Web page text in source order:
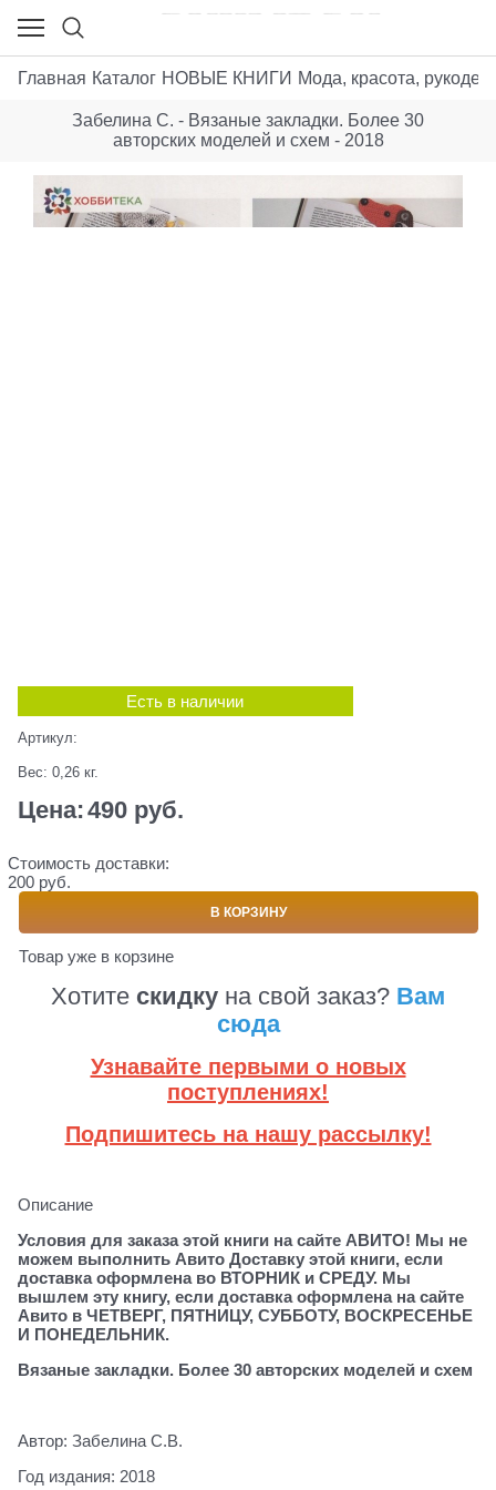
Главная Каталог НОВЫЕ КНИГИ Мода, красота,
Забелина С. - Вязаные закладки. Более 30
авторских моделей и схем - 2018
Есть в наличии
Артикул:
Вес: 0,26 кг.
Цена:490 руб.
Стоимость доставки:
200 руб.
В КОРЗИНУ
Товар уже в корзине
Хотите скидку на свой заказ? Вам
сюда
Узнавайте первыми о новых
поступлениях!
Подпишитесь на нашу рассылку!
Описание
Условия для заказа этой книги на сайте АВИТО! Мы не
можем выполнить Авито Доставку этой книги, если
доставка оформлена во ВТОРНИК и СРЕДУ. Мы
вышлем эту книгу, если доставка оформлена на сайте
Авито в ЧЕТВЕРГ, ПЯТНИЦУ, СУББОТУ, ВОСКРЕСЕНЬЕ
И ПОНЕДЕЛЬНИК.
Вязаные закладки. Более 30 авторских моделей и схем
Автор: Забелина С.В.
Год издания: 2018